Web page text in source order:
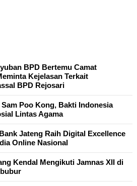
BPD Bertemu Camat
Kejelasan Terkait
BPD Rejosari
Poo Kong, Bakti Indonesia
Lintas Agama
Jateng Raih Digital Excellence
Online Nasional
Kendal Mengikuti Jamnas XII di